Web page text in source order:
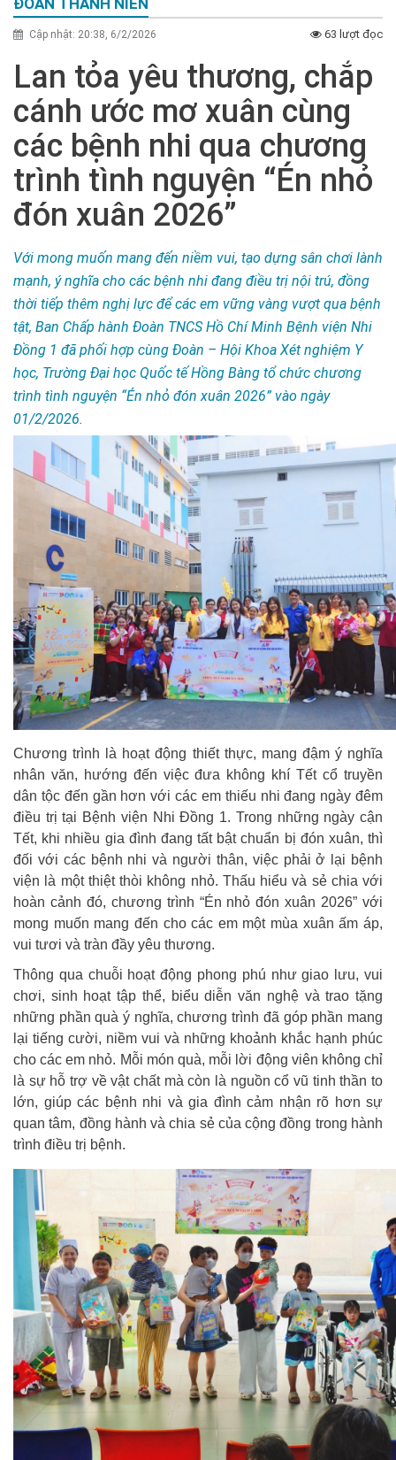
ĐOÀN THANH NIÊN
Cập nhật: 20:38, 6/2/2026 63 lượt đọc
Lan tỏa yêu thương, chắp
cánh ước mơ xuân cùng
các bệnh nhi qua chương
trình tình nguyện “Én nhỏ
đón xuân 2026”
Với mong muốn mang đến niềm vui, tạo dựng sân chơi lành
mạnh, ý nghĩa cho các bệnh nhi đang điều trị nội trú, đồng
thời tiếp thêm nghị lực để các em vững vàng vượt qua bệnh
tật, Ban Chấp hành Đoàn TNCS Hồ Chí Minh Bệnh viện Nhi
Đồng 1 đã phối hợp cùng Đoàn – Hội Khoa Xét nghiệm Y
học, Trường Đại học Quốc tế Hồng Bàng tổ chức chương
trình tình nguyện “Én nhỏ đón xuân 2026” vào ngày
01/2/2026.
Chương trình là hoạt động thiết thực, mang đậm ý nghĩa
nhân văn, hướng đến việc đưa không khí Tết cổ truyền
dân tộc đến gần hơn với các em thiếu nhi đang ngày đêm
điều trị tại Bệnh viện Nhi Đồng 1. Trong những ngày cận
Tết, khi nhiều gia đình đang tất bật chuẩn bị đón xuân, thì
đối với các bệnh nhi và người thân, việc phải ở lại bệnh
viện là một thiệt thòi không nhỏ. Thấu hiểu và sẻ chia với
hoàn cảnh đó, chương trình “Én nhỏ đón xuân 2026” với
mong muốn mang đến cho các em một mùa xuân ấm áp,
vui tươi và tràn đầy yêu thương.
Thông qua chuỗi hoạt động phong phú như giao lưu, vui
chơi, sinh hoạt tập thể, biểu diễn văn nghệ và trao tặng
những phần quà ý nghĩa, chương trình đã góp phần mang
lại tiếng cười, niềm vui và những khoảnh khắc hạnh phúc
cho các em nhỏ. Mỗi món quà, mỗi lời động viên không chỉ
là sự hỗ trợ về vật chất mà còn là nguồn cổ vũ tinh thần to
lớn, giúp các bệnh nhi và gia đình cảm nhận rõ hơn sự
quan tâm, đồng hành và chia sẻ của cộng đồng trong hành
trình điều trị bệnh.